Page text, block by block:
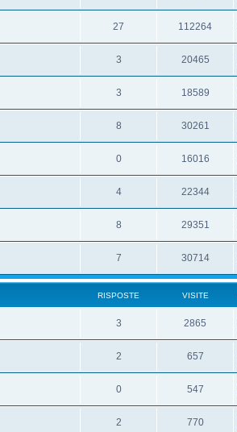
27 112264
3 20465
3 18589
8 30261
0 16016
4 22344
8 29351
7 30714
RISPOSTE VISITE
3 2865
2 657
0 547
2 770